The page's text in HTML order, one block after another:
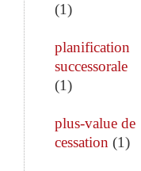
(1)
planification
successorale
(1)
plus-value de
cessation (1)